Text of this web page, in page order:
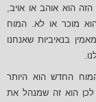
הוא אוהב או אויב,
מוכר או לא. המוח
בנאיביות שאנחנו
החדש הוא היותר
לכן הוא זה שמנהל את